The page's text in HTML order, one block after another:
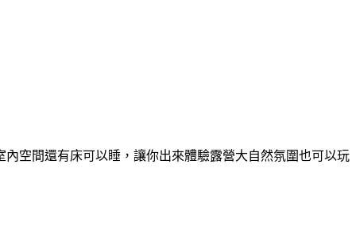
空間還有床可以睡，讓你出來體驗露營大自然氛圍也可以玩